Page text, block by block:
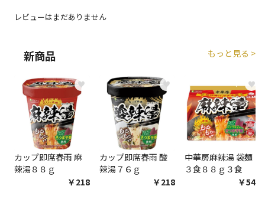
レビューはまだありません
新商品 もっと見る >
♥
カップ即席春雨 麻
辣湯８８ｇ
￥218
♥
カップ即席春雨 酸
辣湯７６ｇ
￥218
♥
中華房麻辣湯 袋麺
３食８８ｇ３食
￥548